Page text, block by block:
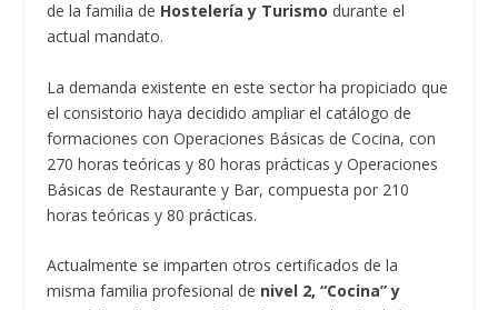
de la familia de Hostelería y Turismo durante el
actual mandato.
La demanda existente en este sector ha propiciado que
el consistorio haya decidido ampliar el catálogo de
formaciones con Operaciones Básicas de Cocina, con
270 horas teóricas y 80 horas prácticas y Operaciones
Básicas de Restaurante y Bar, compuesta por 210
horas teóricas y 80 prácticas.
Actualmente se imparten otros certificados de la
misma familia profesional de nivel 2, “Cocina” y